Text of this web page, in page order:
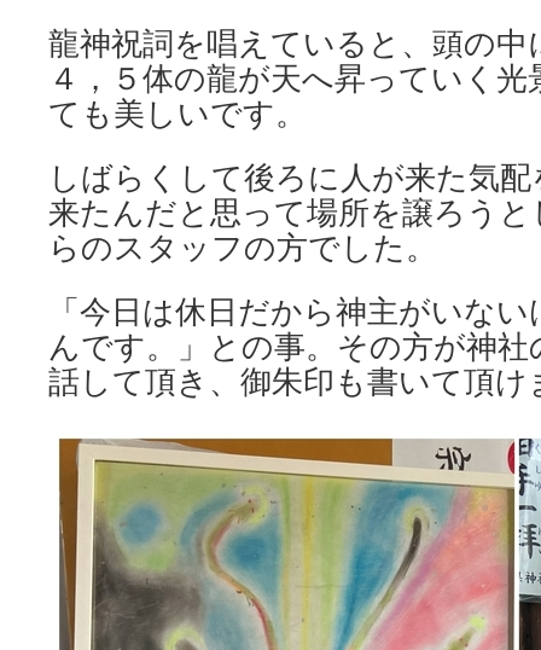
龍神祝詞を唱えていると、頭の
４，５体の龍が天へ昇っていく
ても美しいです。
しばらくして後ろに人が来た気
来たんだと思って場所を譲ろう
らのスタッフの方でした。
「今日は休日だから神主がいな
んです。」との事。その方が神
話して頂き、御朱印も書いて頂